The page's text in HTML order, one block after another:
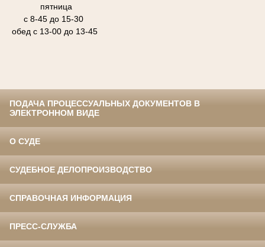
пятница
с 8-45 до 15-30
обед с 13-00 до 13-45
ПОДАЧА ПРОЦЕССУАЛЬНЫХ ДОКУМЕНТОВ В
ЭЛЕКТРОННОМ ВИДЕ
О СУДЕ
СУДЕБНОЕ ДЕЛОПРОИЗВОДСТВО
СПРАВОЧНАЯ ИНФОРМАЦИЯ
ПРЕСС-СЛУЖБА